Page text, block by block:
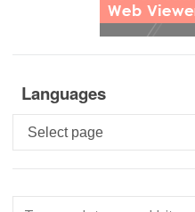
Languages
Languages